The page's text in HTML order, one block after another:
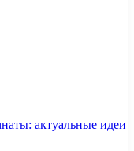
актуальные идеи